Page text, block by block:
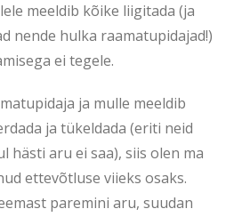
meeldib kõike liigitada (ja
nende hulka raamatupidajad!)
ei tegele.
ja mulle meeldib
ja tükeldada (eriti neid
hästi aru ei saa), siis olen ma
ettevõtluse viieks osaks.
paremini aru, suudan